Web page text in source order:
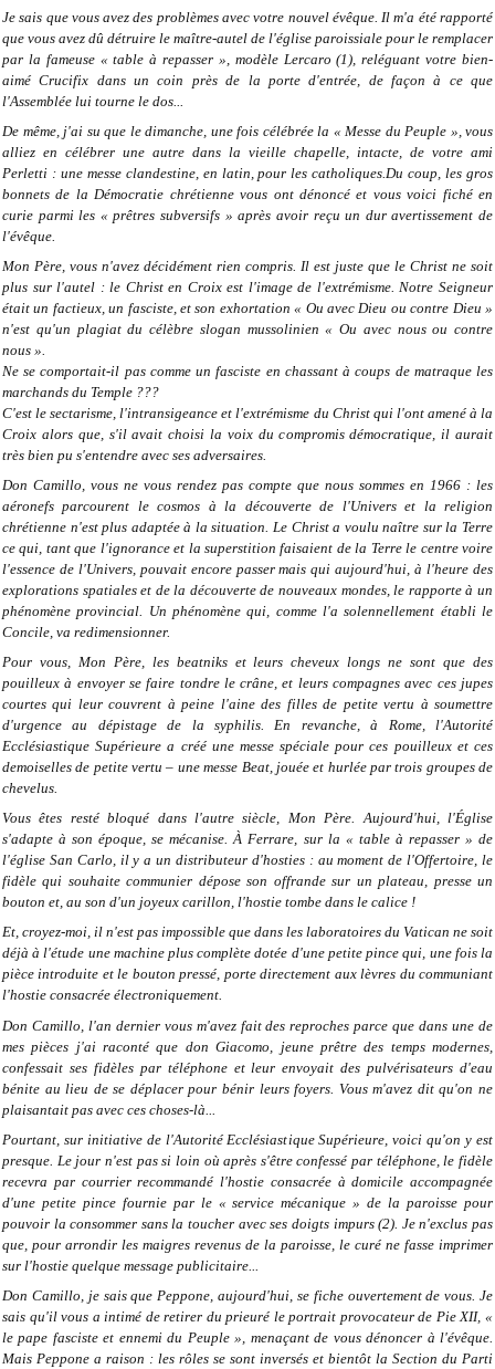
Je sais que vous avez des problèmes avec votre nouvel évêque. Il m'a été rapporté
que vous avez dû détruire le maître-autel de l'église paroissiale pour le remplacer
par la fameuse « table à repasser », modèle Lercaro (1), reléguant votre bien-
aimé Crucifix dans un coin près de la porte d'entrée, de façon à ce que
l'Assemblée lui tourne le dos...
De même, j'ai su que le dimanche, une fois célébrée la « Messe du Peuple », vous
alliez en célébrer une autre dans la vieille chapelle, intacte, de votre ami
Perletti : une messe clandestine, en latin, pour les catholiques.Du coup, les gros
bonnets de la Démocratie chrétienne vous ont dénoncé et vous voici fiché en
curie parmi les « prêtres subversifs » après avoir reçu un dur avertissement de
l'évêque.
Mon Père, vous n'avez décidément rien compris. Il est juste que le Christ ne soit
plus sur l'autel : le Christ en Croix est l'image de l'extrémisme. Notre Seigneur
était un factieux, un fasciste, et son exhortation « Ou avec Dieu ou contre Dieu »
n'est qu'un plagiat du célèbre slogan mussolinien « Ou avec nous ou contre
nous ».
Ne se comportait-il pas comme un fasciste en chassant à coups de matraque les
marchands du Temple ???
C'est le sectarisme, l'intransigeance et l'extrémisme du Christ qui l'ont amené à la
Croix alors que, s'il avait choisi la voix du compromis démocratique, il aurait
très bien pu s'entendre avec ses adversaires.
Don Camillo, vous ne vous rendez pas compte que nous sommes en 1966 : les
aéronefs parcourent le cosmos à la découverte de l'Univers et la religion
chrétienne n'est plus adaptée à la situation. Le Christ a voulu naître sur la Terre
ce qui, tant que l'ignorance et la superstition faisaient de la Terre le centre voire
l'essence de l'Univers, pouvait encore passer mais qui aujourd'hui, à l'heure des
explorations spatiales et de la découverte de nouveaux mondes, le rapporte à un
phénomène provincial. Un phénomène qui, comme l'a solennellement établi le
Concile, va redimensionner.
Pour vous, Mon Père, les beatniks et leurs cheveux longs ne sont que des
pouilleux à envoyer se faire tondre le crâne, et leurs compagnes avec ces jupes
courtes qui leur couvrent à peine l'aine des filles de petite vertu à soumettre
d'urgence au dépistage de la syphilis. En revanche, à Rome, l'Autorité
Ecclésiastique Supérieure a créé une messe spéciale pour ces pouilleux et ces
demoiselles de petite vertu – une messe Beat, jouée et hurlée par trois groupes de
chevelus.
Vous êtes resté bloqué dans l'autre siècle, Mon Père. Aujourd'hui, l'Église
s'adapte à son époque, se mécanise. À Ferrare, sur la « table à repasser » de
l'église San Carlo, il y a un distributeur d'hosties : au moment de l'Offertoire, le
fidèle qui souhaite communier dépose son offrande sur un plateau, presse un
bouton et, au son d'un joyeux carillon, l'hostie tombe dans le calice !
Et, croyez-moi, il n'est pas impossible que dans les laboratoires du Vatican ne soit
déjà à l'étude une machine plus complète dotée d'une petite pince qui, une fois la
pièce introduite et le bouton pressé, porte directement aux lèvres du communiant
l'hostie consacrée électroniquement.
Don Camillo, l'an dernier vous m'avez fait des reproches parce que dans une de
mes pièces j'ai raconté que don Giacomo, jeune prêtre des temps modernes,
confessait ses fidèles par téléphone et leur envoyait des pulvérisateurs d'eau
bénite au lieu de se déplacer pour bénir leurs foyers. Vous m'avez dit qu'on ne
plaisantait pas avec ces choses-là...
Pourtant, sur initiative de l'Autorité Ecclésiastique Supérieure, voici qu'on y est
presque. Le jour n'est pas si loin où après s'être confessé par téléphone, le fidèle
recevra par courrier recommandé l'hostie consacrée à domicile accompagnée
d'une petite pince fournie par le « service mécanique » de la paroisse pour
pouvoir la consommer sans la toucher avec ses doigts impurs (2). Je n'exclus pas
que, pour arrondir les maigres revenus de la paroisse, le curé ne fasse imprimer
sur l'hostie quelque message publicitaire...
Don Camillo, je sais que Peppone, aujourd'hui, se fiche ouvertement de vous. Je
sais qu'il vous a intimé de retirer du prieuré le portrait provocateur de Pie XII, «
le pape fasciste et ennemi du Peuple », menaçant de vous dénoncer à l'évêque.
Mais Peppone a raison : les rôles se sont inversés et bientôt la Section du Parti